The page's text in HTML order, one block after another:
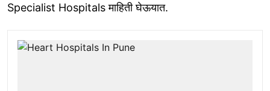
Specialist Hospitals माहिती घेऊयात.